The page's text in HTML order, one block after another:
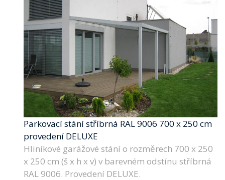
Parkovací stání stříbrná RAL 9006 700 x 250 cm
provedení DELUXE
Hliníkové garážové stání o rozměrech 700 x 250
x 250 cm (š x h x v) v barevném odstínu stříbrná
RAL 9006. Provedení DELUXE.